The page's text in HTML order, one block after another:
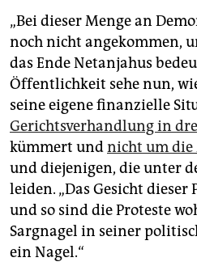
„Bei dieser Menge an
noch nicht angekommen,
das Ende Netanjahus
Öffentlichkeit sehe nun,
seine eigene finanzielle
Gerichtsverhandlung in
kümmert undnicht um
und diejenigen, die unter
leiden. „Das Gesicht
und so sind die Proteste
Sargnagel in seiner
ein Nagel.“